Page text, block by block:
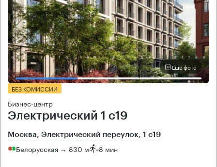
Еще фото
БЕЗ КОМИССИИ
Бизнес-центр
Электрический 1 с19
Москва, Электрический переулок, 1 с19
Белорусская → 830 м ~8 мин